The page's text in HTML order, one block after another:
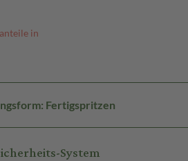
in
Fertigspritzen
System